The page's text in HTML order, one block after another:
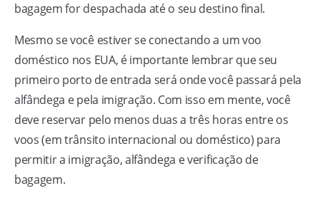
bagagem for despachada até o seu destino final.
Mesmo se você estiver se conectando a um voo
doméstico nos EUA, é importante lembrar que seu
primeiro porto de entrada será onde você passará pela
alfândega e pela imigração. Com isso em mente, você
deve reservar pelo menos duas a três horas entre os
voos (em trânsito internacional ou doméstico) para
permitir a imigração, alfândega e verificação de
bagagem.